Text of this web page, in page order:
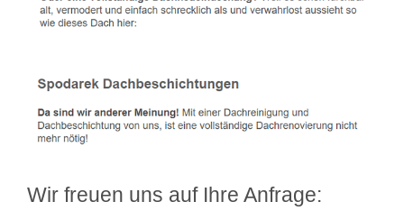
Wir freuen uns auf Ihre Anfrage: